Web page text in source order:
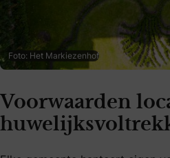
Foto: Het Markiezenhof
Voorwaarden